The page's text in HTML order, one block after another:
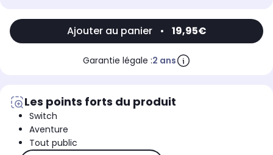
Ajouter au panier • 19,95€
Garantie légale :2 ans
Les points forts du produit
Switch
Aventure
Tout public